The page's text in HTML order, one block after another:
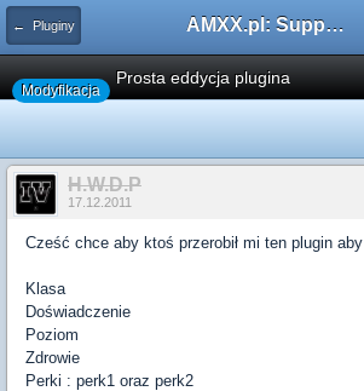
← Pluginy AMXX.pl: Support AMX Mod X i SourceMod
Modyfikacja
Prosta eddycja plugina
H.W.D.P
17.12.2011
Cześć chce aby ktoś przerobił mi ten plugin
Klasa
Doświadczenie
Poziom
Zdrowie
Perki : perk1 oraz perk2